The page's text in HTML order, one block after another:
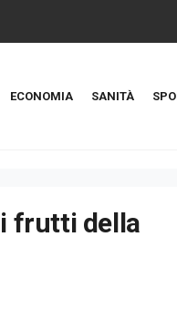
ECONOMIA SANITÀ
frutti della